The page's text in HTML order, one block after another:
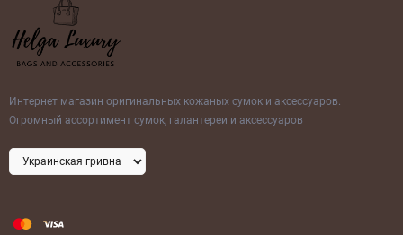
Интернет магазин оригинальных кожаных сумок и аксессуаров.
Огромный ассортимент сумок, галантереи и аксессуаров